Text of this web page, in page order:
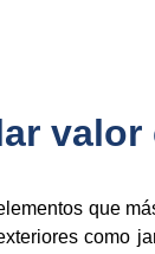
valor
que
como